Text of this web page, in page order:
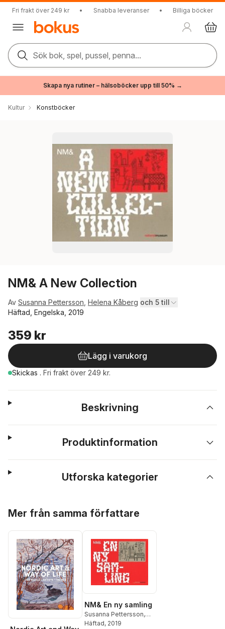
Fri frakt över 249 kr • Snabba leveranser • Billiga böcker
Sök bok, spel, pussel, penna...
Skapa nya rutiner – hälsoböcker upp till 50% →
Kultur Konstböcker
NM& A New Collection
Av Susanna Pettersson Helena Kåberg och 5 till
Häftad, Engelska, 2019
359 kr
Lägg i varukorg
Skickas . Fri frakt över 249 kr.
Beskrivning
Produktinformation
Utforska kategorier
Mer från samma författare
NM& En ny samling
Susanna Pettersson,
Helena Kåberg
Häftad, 2019